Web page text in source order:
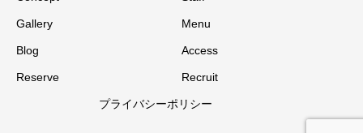
Gallery Menu
Blog Access
Reserve Recruit
プライバシーポリシー